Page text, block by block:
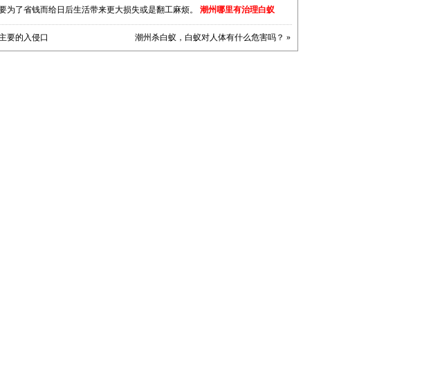
了省钱而给日后生活带来更大损失或是翻工麻烦。 潮州哪里有治理白蚁
要的入侵口 潮州杀白蚁，白蚁对人体有什么危害吗？ »